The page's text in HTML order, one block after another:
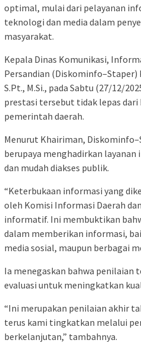
optimal, mulai dari pelayanan
teknologi dan media dalam
masyarakat.
Kepala Dinas Komunikasi,
Persandian (Diskominfo–Staper)
S.Pt., M.Si., pada Sabtu (27/12/
prestasi tersebut tidak lepas
pemerintah daerah.
Menurut Khairiman,
berupaya menghadirkan
dan mudah diakses publik.
“Keterbukaan informasi yang
oleh Komisi Informasi Daerah
informatif. Ini membuktikan
dalam memberikan informasi,
media sosial, maupun berbagai
Ia menegaskan bahwa penilaian
evaluasi untuk meningkatkan
“Ini merupakan penilaian akhir
terus kami tingkatkan melalui
berkelanjutan,” tambahnya.